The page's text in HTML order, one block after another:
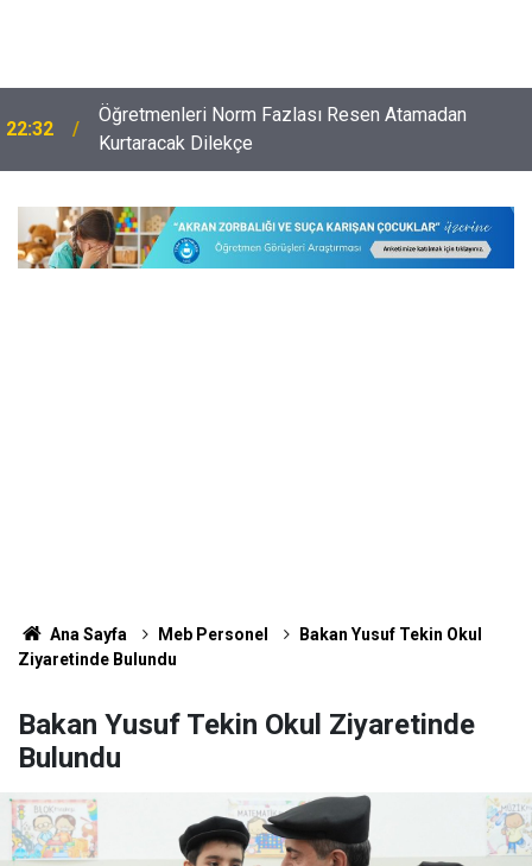
22:32
Öğretmenleri Norm Fazlası Resen Atamadan
Kurtaracak Dilekçe
Ana Sayfa Meb Personel
Bakan Yusuf Tekin Okul
Ziyaretinde Bulundu
Bakan Yusuf Tekin Okul Ziyaretinde
Bulundu